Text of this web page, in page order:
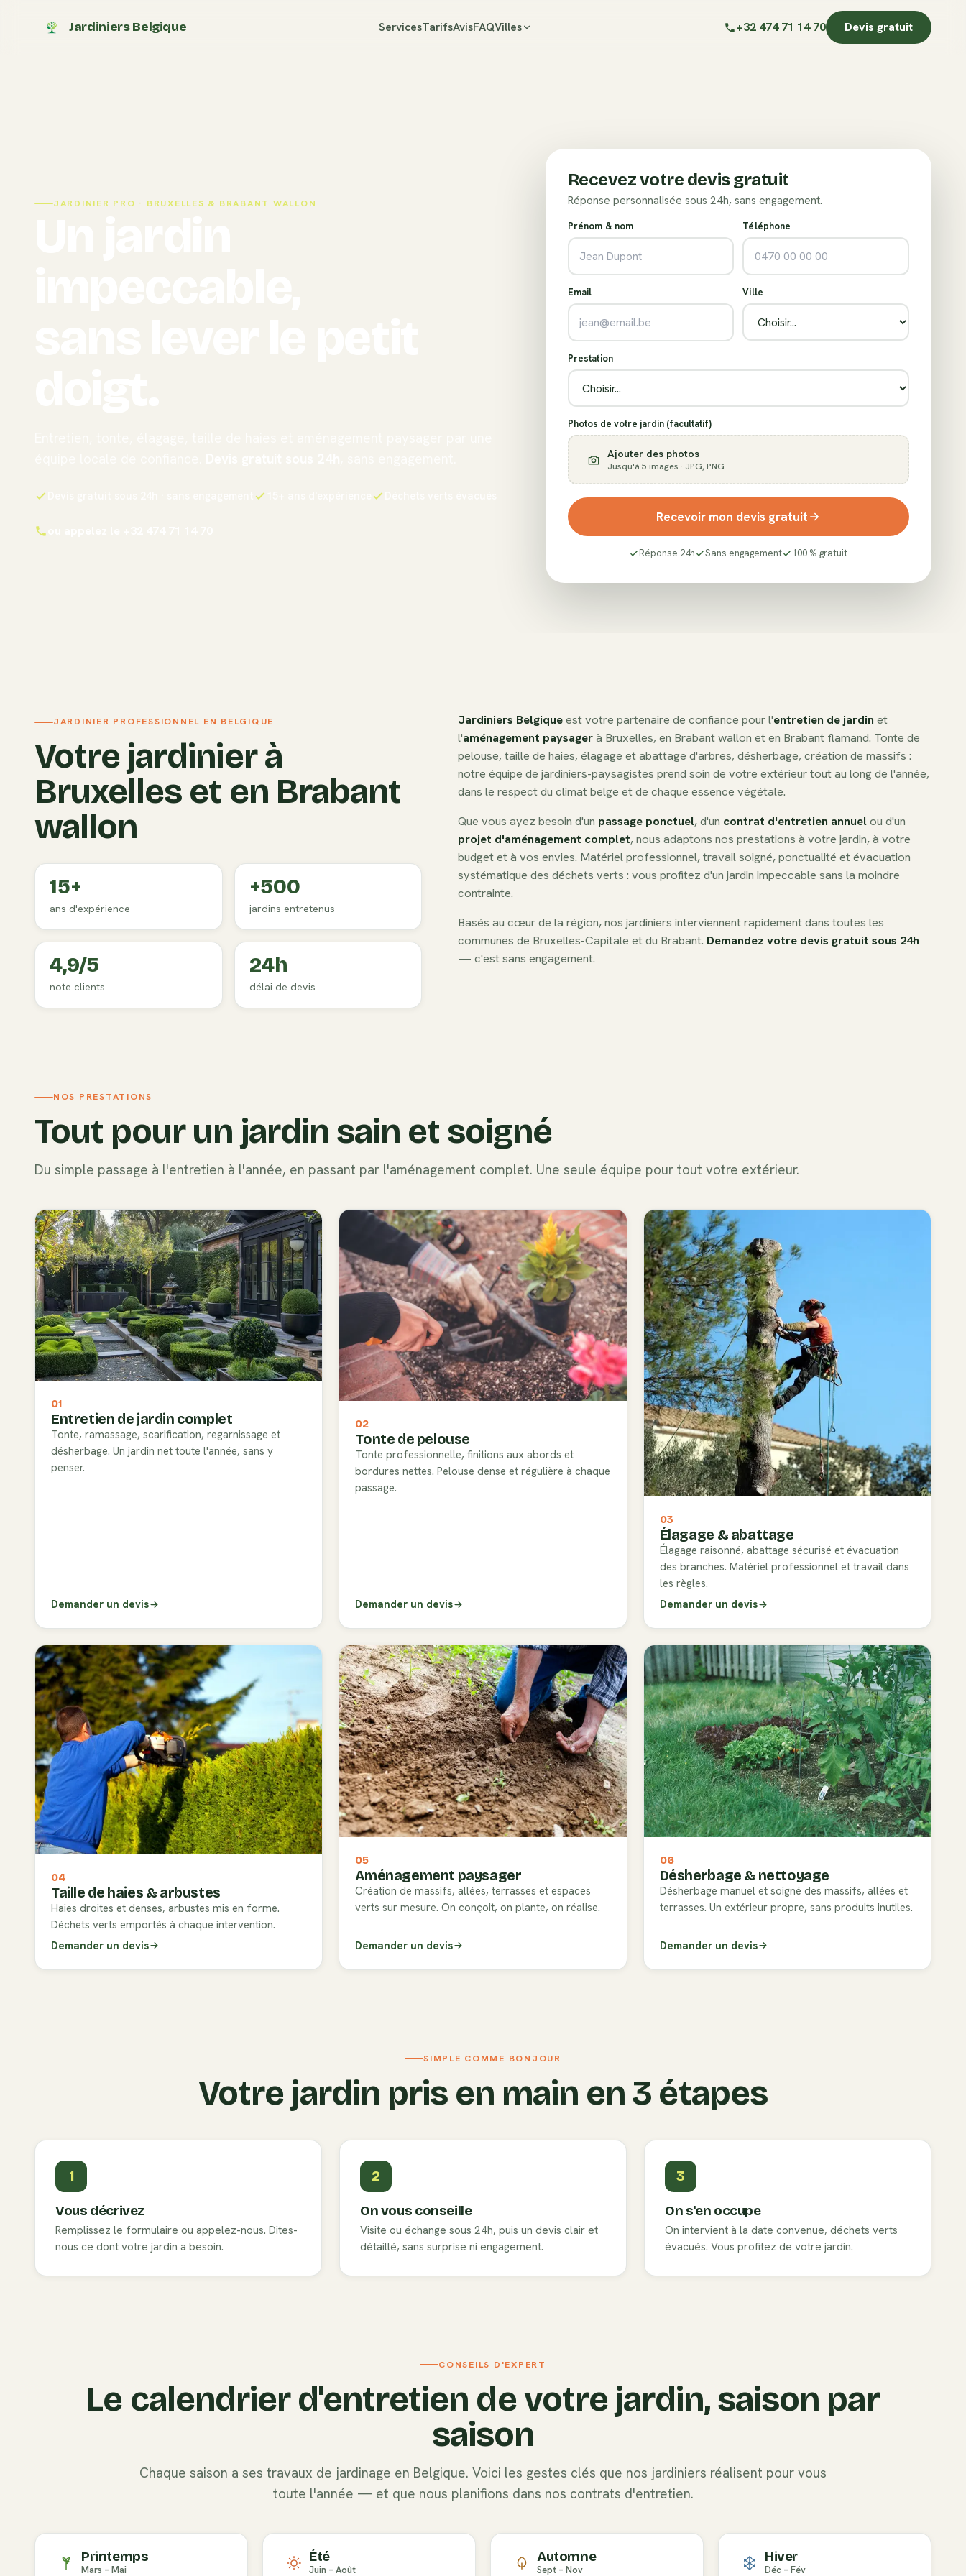
Jardiniers Belgique ServicesTarifsAvisFAQVilles +32 474 71 14 70 Devis gratuit
JARDINIER PRO · BRUXELLES & BRABANT WALLON
Recevez votre devis gratuit
Réponse personnalisée sous 24h, sans engagement.
Prénom & nom Téléphone
Email Ville
Prestation
Photos de votre jardin (facultatif)
Ajouter des photos
Jusqu'à 5 images · JPG, PNG
Recevoir mon devis gratuit
Réponse 24h Sans engagement 100 % gratuit
JARDINIER PROFESSIONNEL EN BELGIQUE
Votre jardinier à
Bruxelles et en Brabant
wallon
15+
ans d'expérience
+500
jardins entretenus
4,9/5
note clients
24h
délai de devis
Jardiniers Belgiqueest votre partenaire de confiance pour l'entretien de jardin et
l'aménagement paysagerà Bruxelles, en Brabant wallon et en Brabant flamand. Tonte de
pelouse, taille de haies, élagage et abattage d'arbres, désherbage, création de massifs :
notre équipe de jardiniers-paysagistes prend soin de votre extérieur tout au long de l'année,
dans le respect du climat belge et de chaque essence végétale.
Que vous ayez besoin d'un passage ponctuel, d'un contrat d'entretien annuelou d'un
projet d'aménagement complet, nous adaptons nos prestations à votre jardin, à votre
budget et à vos envies. Matériel professionnel, travail soigné, ponctualité et évacuation
systématique des déchets verts : vous profitez d'un jardin impeccable sans la moindre
contrainte.
Basés au cœur de la région, nos jardiniers interviennent rapidement dans toutes les
communes de Bruxelles-Capitale et du Brabant. Demandez votre devis gratuit sous 24h
— c'est sans engagement.
NOS PRESTATIONS
Tout pour un jardin sain et soigné
Du simple passage à l'entretien à l'année, en passant par l'aménagement complet. Une seule équipe pour tout votre extérieur.
01
Entretien de jardin complet
Tonte, ramassage, scarification, regarnissage et
désherbage. Un jardin net toute l'année, sans y
penser.
Demander un devis
02
Tonte de pelouse
Tonte professionnelle, finitions aux abords et
bordures nettes. Pelouse dense et régulière à chaque
passage.
Demander un devis
03
Élagage & abattage
Élagage raisonné, abattage sécurisé et évacuation
des branches. Matériel professionnel et travail dans
les règles.
Demander un devis
04
Taille de haies & arbustes
Haies droites et denses, arbustes mis en forme.
Déchets verts emportés à chaque intervention.
Demander un devis
05
Aménagement paysager
Création de massifs, allées, terrasses et espaces
verts sur mesure. On conçoit, on plante, on réalise.
Demander un devis
06
Désherbage & nettoyage
Désherbage manuel et soigné des massifs, allées et
terrasses. Un extérieur propre, sans produits inutiles.
Demander un devis
SIMPLE COMME BONJOUR
Votre jardin pris en main en 3 étapes
1
Vous décrivez
Remplissez le formulaire ou appelez-nous. Dites-
nous ce dont votre jardin a besoin.
2
On vous conseille
Visite ou échange sous 24h, puis un devis clair et
détaillé, sans surprise ni engagement.
3
On s'en occupe
On intervient à la date convenue, déchets verts
évacués. Vous profitez de votre jardin.
CONSEILS D'EXPERT
Le calendrier d'entretien de votre jardin, saison par
saison
Chaque saison a ses travaux de jardinage en Belgique. Voici les gestes clés que nos jardiniers réalisent pour vous
toute l'année — et que nous planifions dans nos contrats d'entretien.
Printemps
Mars – Mai
Été
Juin – Août
Automne
Sept – Nov
Hiver
Déc – Fév